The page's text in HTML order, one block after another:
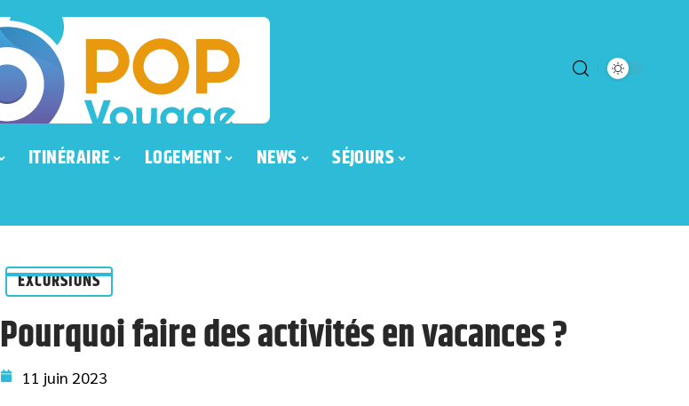
ITINÉRAIRE LOGEMENT NEWS SÉJOURS
EXCURSIONS
Pourquoi faire des activités en vacances ?
11 juin 2023